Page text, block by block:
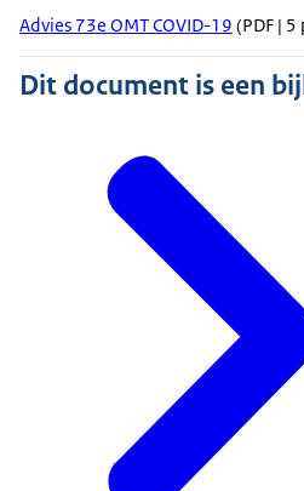
Advies 73e OMT COVID-19 (PDF |
Dit document is een